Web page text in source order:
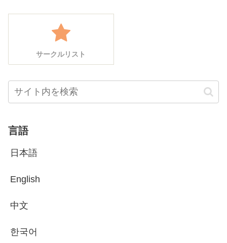
サークルリスト
言語
日本語
English
中文
한국어